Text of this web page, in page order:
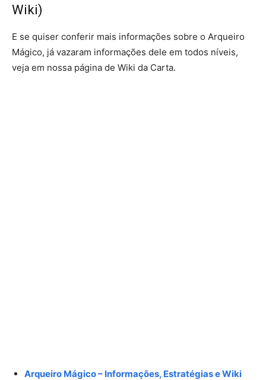
Wiki)
E se quiser conferir mais informações sobre o Arqueiro
Mágico, já vazaram informações dele em todos níveis,
veja em nossa página de Wiki da Carta.
Arqueiro Mágico – Informações, Estratégias e Wiki